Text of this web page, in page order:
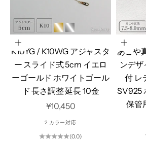
オプションを選択
K10YG / K10WG アジャスタ
ー スライド式 5cm イエロ
ーゴールド ホワイトゴール
ド 長さ調整 延長 10金
セール価格
¥10,450
2 カラー対応
(0.0)
オプ
あこや
ンデ
付 レ
SV925
保管